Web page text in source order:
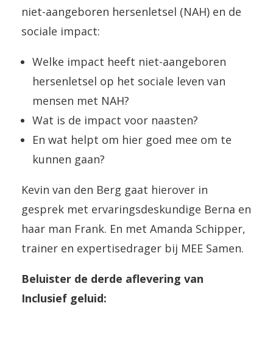
niet-aangeboren hersenletsel (NAH) en de
sociale impact:
Welke impact heeft niet-aangeboren
hersenletsel op het sociale leven van
mensen met NAH?
Wat is de impact voor naasten?
En wat helpt om hier goed mee om te
kunnen gaan?
Kevin van den Berg gaat hierover in
gesprek met ervaringsdeskundige Berna en
haar man Frank. En met Amanda Schipper,
trainer en expertisedrager bij MEE Samen.
Beluister de derde aflevering van
Inclusief geluid: